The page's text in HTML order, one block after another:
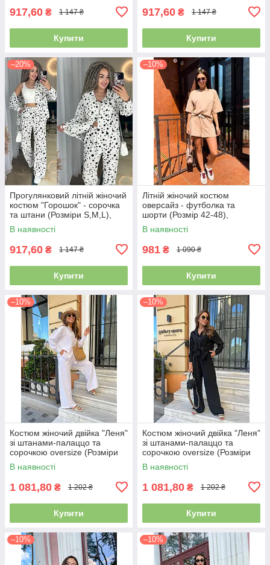
917,60 ₴ 1 147 ₴
Купити
917,60 ₴ 1 147 ₴
Купити
–20%
Прогулянковий літній жіночий
костюм "Горошок" - сорочка
та штани (Розміри S,M,L),
Білий
В наявності
917,60 ₴ 1 147 ₴
Купити
–10%
Літній жіночий костюм
оверсайз - футболка та
шорти (Розмір 42-48),
Бежевий
В наявності
981 ₴ 1 090 ₴
Купити
–10%
Костюм жіночий двійка "Леня"
зі штанами-палаццо та
сорочкою oversize (Розміри
42,44,46), Молоко
В наявності
1 081,80 ₴ 1 202 ₴
Купити
–10%
Костюм жіночий двійка "Леня"
зі штанами-палаццо та
сорочкою oversize (Розміри
42,44,46), Чорний
В наявності
1 081,80 ₴ 1 202 ₴
Купити
–10% –10%